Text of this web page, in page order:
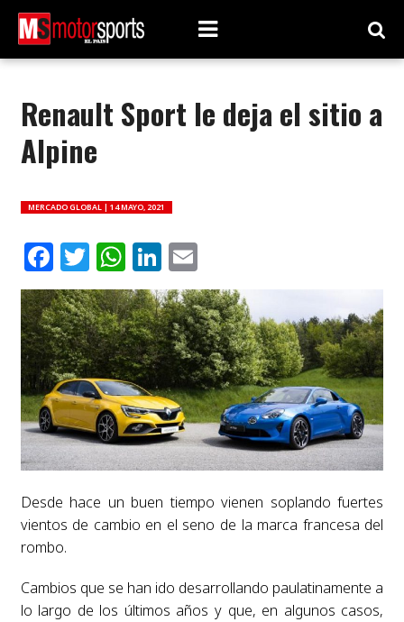
Renault Sport le deja el sitio a
Alpine
MERCADO GLOBAL | 14 MAYO, 2021
Facebook
Twitter
WhatsApp
LinkedIn
Email
Desde hace un buen tiempo vienen soplando fuertes
vientos de cambio en el seno de la marca francesa del
rombo.
Cambios que se han ido desarrollando paulatinamente a
lo largo de los últimos años y que, en algunos casos,